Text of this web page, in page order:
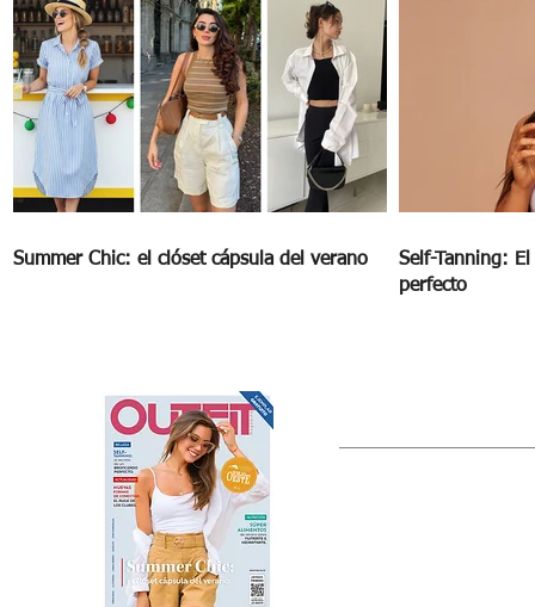
Summer Chic: el clóset cápsula del verano
Self-Tanning:
perfecto